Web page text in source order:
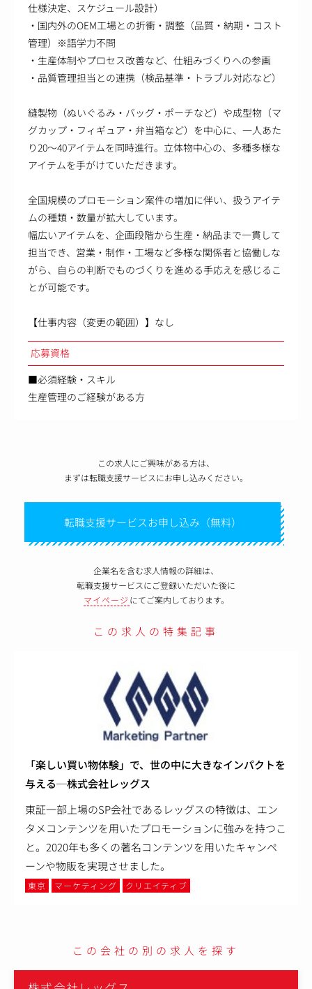
仕様決定、スケジュール設計）
・国内外のOEM工場との折衝・調整（品質・納期・コスト
管理）※語学力不問
・生産体制やプロセス改善など、仕組みづくりへの参画
・品質管理担当との連携（検品基準・トラブル対応など）
縫製物（ぬいぐるみ・バッグ・ポーチなど）や成型物（マ
グカップ・フィギュア・弁当箱など）を中心に、一人あた
り20～40アイテムを同時進行。立体物中心の、多種多様な
アイテムを手がけていただきます。
全国規模のプロモーション案件の増加に伴い、扱うアイテ
ムの種類・数量が拡大しています。
幅広いアイテムを、企画段階から生産・納品まで一貫して
担当でき、営業・制作・工場など多様な関係者と協働しな
がら、自らの判断でものづくりを進める手応えを感じるこ
とが可能です。
【仕事内容（変更の範囲）】なし
応募資格
■必須経験・スキル
生産管理のご経験がある方
この求人にご興味がある方は、
まずは転職支援サービスにお申し込みください。
転職支援サービスお申し込み（無料）
企業名を含む求人情報の詳細は、
転職支援サービスにご登録いただいた後に
マイページ にてご案内しております。
この求人の特集記事
「楽しい買い物体験」で、世の中に大きなインパクトを
与える─株式会社レッグス
東証一部上場のSP会社であるレッグスの特徴は、エン
タメコンテンツを用いたプロモーションに強みを持つこ
と。2020年も多くの著名コンテンツを用いたキャンペ
ーンや物販を実現させました。
東京 マーケティング クリエイティブ
この会社の別の求人を探す